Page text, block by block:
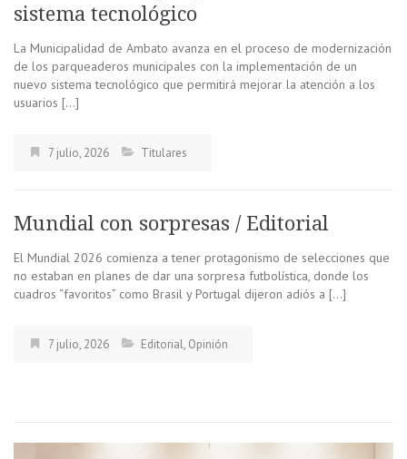
sistema tecnológico
La Municipalidad de Ambato avanza en el proceso de modernización
de los parqueaderos municipales con la implementación de un
nuevo sistema tecnológico que permitirá mejorar la atención a los
usuarios […]
7 julio, 2026 Titulares
Mundial con sorpresas / Editorial
El Mundial 2026 comienza a tener protagonismo de selecciones que
no estaban en planes de dar una sorpresa futbolística, donde los
cuadros “favoritos” como Brasil y Portugal dijeron adiós a […]
7 julio, 2026 Editorial, Opinión